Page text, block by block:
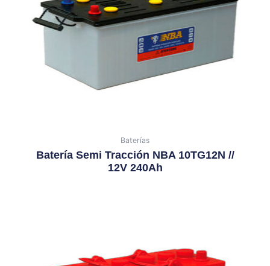
Baterías
Batería Semi Tracción NBA 10TG12N //
12V 240Ah